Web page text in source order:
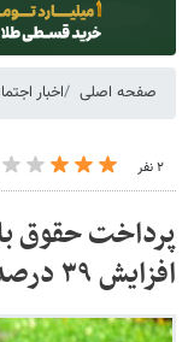
صفحه اصلی اخبار
۲ نفر
پرداخت حقوق
افزایش ۳۹ درصدی حداقل‌بگیران تا ۱۵ روز آینده